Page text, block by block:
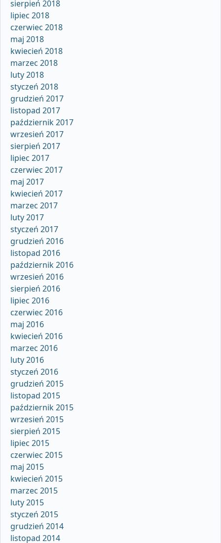
sierpień 2018
lipiec 2018
czerwiec 2018
maj 2018
kwiecień 2018
marzec 2018
luty 2018
styczeń 2018
grudzień 2017
listopad 2017
październik 2017
wrzesień 2017
sierpień 2017
lipiec 2017
czerwiec 2017
maj 2017
kwiecień 2017
marzec 2017
luty 2017
styczeń 2017
grudzień 2016
listopad 2016
październik 2016
wrzesień 2016
sierpień 2016
lipiec 2016
czerwiec 2016
maj 2016
kwiecień 2016
marzec 2016
luty 2016
styczeń 2016
grudzień 2015
listopad 2015
październik 2015
wrzesień 2015
sierpień 2015
lipiec 2015
czerwiec 2015
maj 2015
kwiecień 2015
marzec 2015
luty 2015
styczeń 2015
grudzień 2014
listopad 2014